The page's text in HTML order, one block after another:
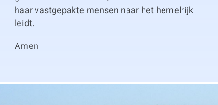
haar vastgepakte mensen naar het hemelrijk
leidt.
Amen